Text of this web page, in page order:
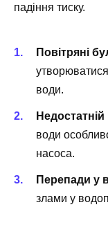
падіння тиску.
Повітряні
утворюватися
води.
води
насоса.
Перепади у
злами у